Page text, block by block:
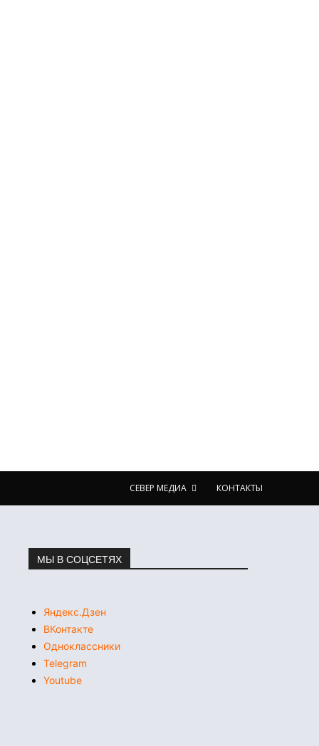
СЕВЕР МЕДИА КОНТАКТЫ
МЫ В СОЦСЕТЯХ
Яндекс.Дзен
ВКонтакте
Одноклассники
Telegram
Youtube